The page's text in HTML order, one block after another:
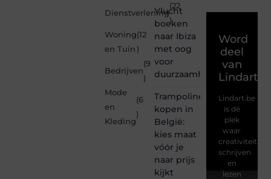
Dienstverlening
(22
)
Woning
en Tuin
(12
)
Bedrijven
(9
)
Mode
en
Kleding
(6
)
Vlucht
boeken
naar Ibiza
met oog
voor
duurzaamheid
Trampoline
kopen in
België:
kies maat
vóór je
naar prijs
kijkt
Word
deel
van
Lindart.be
is dé
plek
waar
creativiteit,
schrijven
en
lezen